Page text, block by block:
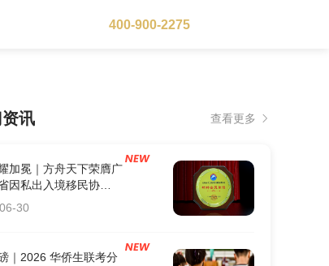
澳大利亚
400-900-2275
讯 查看更多
加冕｜方舟天下荣膺广
因私出入境移民协
标杆会员单位”
06-30
｜2026 华侨生联考分